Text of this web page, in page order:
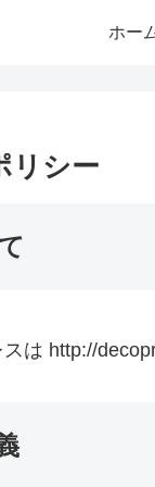
ホー
リシー
は http://